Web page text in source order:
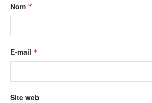
Nom *
E-mail *
Site web